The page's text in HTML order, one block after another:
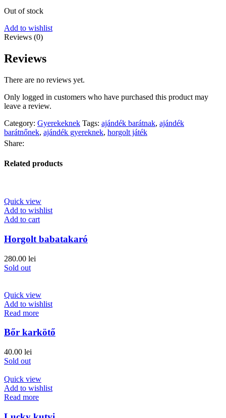
Out of stock
Add to wishlist
Reviews (0)
Reviews
There are no reviews yet.
Only logged in customers who have purchased this product may
leave a review.
Category: Gyerekeknek Tags: ajándék barátnak, ajándék
barátnőnek, ajándék gyereknek, horgolt játék
Share:
Related products
Quick view
Add to wishlist
Add to cart
Horgolt babatakaró
280.00 lei
Sold out
Quick view
Add to wishlist
Read more
Bőr karkötő
40.00 lei
Sold out
Quick view
Add to wishlist
Read more